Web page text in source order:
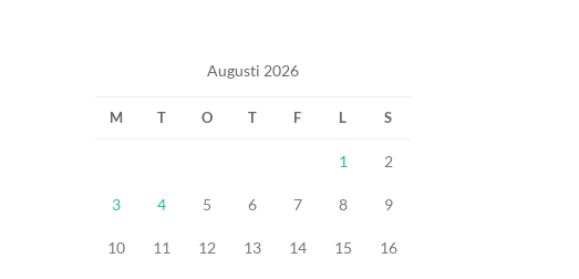
Augusti 2026
M T O T F L S
1 2
3 4 5 6 7 8 9
10 11 12 13 14 15 16